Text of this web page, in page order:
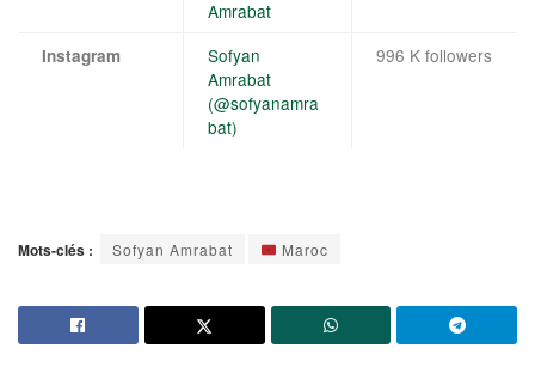
Amrabat
Instagram
Sofyan
Amrabat
(@sofyanamra
bat)
996 K followers
Mots-clés : Sofyan Amrabat Maroc